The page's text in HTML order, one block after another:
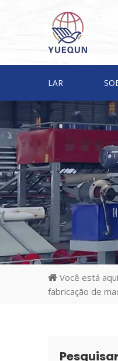
LAR
Você está
fabricação de